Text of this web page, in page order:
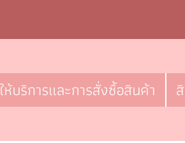
บริการและการสั่งซื้อสินค้า